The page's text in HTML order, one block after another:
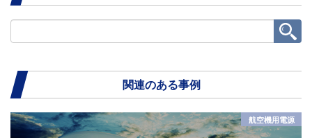
関連のある事例
航空機用電源